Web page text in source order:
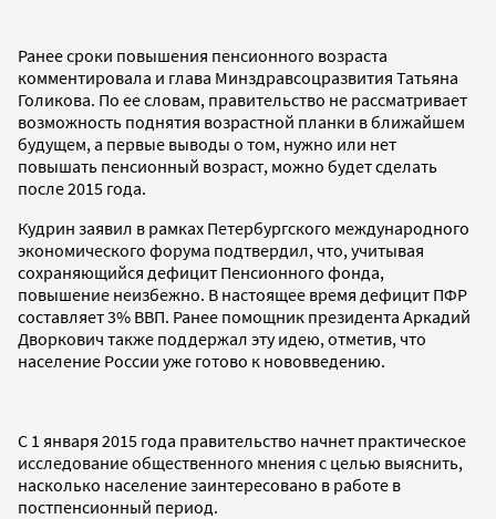
Ранее сроки повышения пенсионного возраста
комментировала и глава Минздравсоцразвития Татьяна
Голикова. По ее словам, правительство не рассматривает
возможность поднятия возрастной планки в ближайшем
будущем, а первые выводы о том, нужно или нет
повышать пенсионный возраст, можно будет сделать
после 2015 года.
Кудрин заявил в рамках Петербургского международного
экономического форума подтвердил, что, учитывая
сохраняющийся дефицит Пенсионного фонда,
повышение неизбежно. В настоящее время дефицит ПФР
составляет 3% ВВП. Ранее помощник президента Аркадий
Дворкович также поддержал эту идею, отметив, что
население России уже готово к нововведению.
С 1 января 2015 года правительство начнет практическое
исследование общественного мнения с целью выяснить,
насколько население заинтересовано в работе в
постпенсионный период.